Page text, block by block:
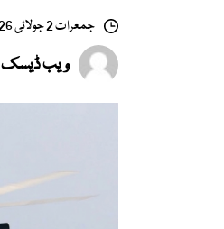
جمعرات 2 جولائی 2026
ویب ڈیسک